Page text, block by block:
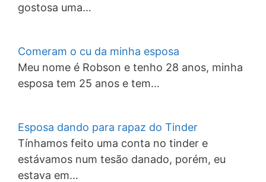
gostosa uma…
Comeram o cu da minha esposa
Meu nome é Robson e tenho 28 anos, minha
esposa tem 25 anos e tem…
Esposa dando para rapaz do Tinder
Tínhamos feito uma conta no tinder e
estávamos num tesão danado, porém, eu
estava em…